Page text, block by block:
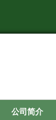
公司简介